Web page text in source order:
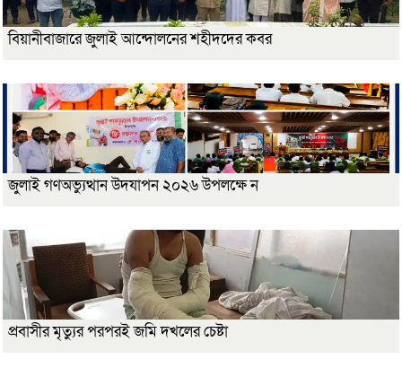
বিয়ানীবাজারে জুলাই আন্দোলনের শহীদদের কবর
জুলাই গণঅভ্যুত্থান উদযাপন ২০২৬ উপলক্ষে ন
প্রবাসীর মৃত্যুর পরপরই জমি দখলের চেষ্টা